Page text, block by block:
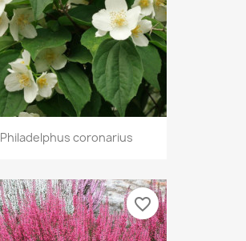
Philadelphus coronarius
favorite_border